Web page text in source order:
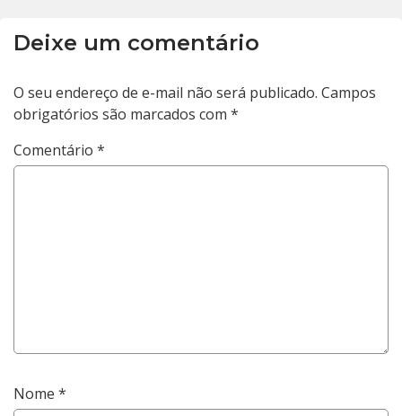
Deixe um comentário
O seu endereço de e-mail não será publicado. Campos
obrigatórios são marcados com *
Comentário *
Nome *